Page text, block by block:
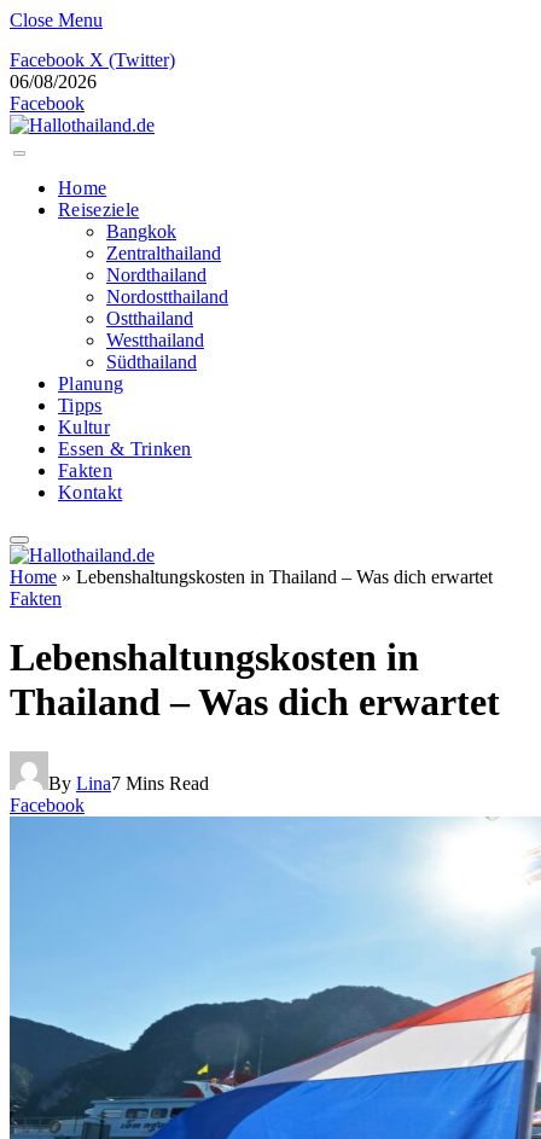
Close Menu
Facebook X (Twitter)
06/08/2026
Facebook
Home
Reiseziele
Bangkok
Zentralthailand
Nordthailand
Nordostthailand
Ostthailand
Westthailand
Südthailand
Planung
Tipps
Kultur
Essen & Trinken
Fakten
Kontakt
Home » Lebenshaltungskosten in Thailand – Was dich erwartet
Fakten
Lebenshaltungskosten in
Thailand – Was dich erwartet
By Lina7 Mins Read
Facebook